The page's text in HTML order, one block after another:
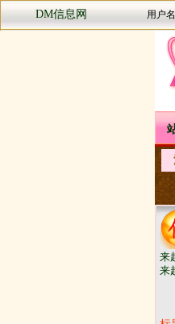
DM信息网
来
来